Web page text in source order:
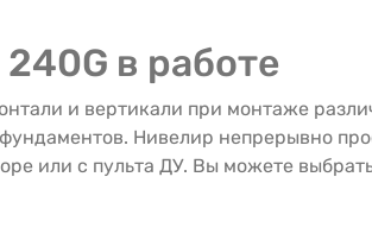
в работе
и вертикали при монтаже
Нивелир непрерывно
или с пульта ДУ. Вы можете